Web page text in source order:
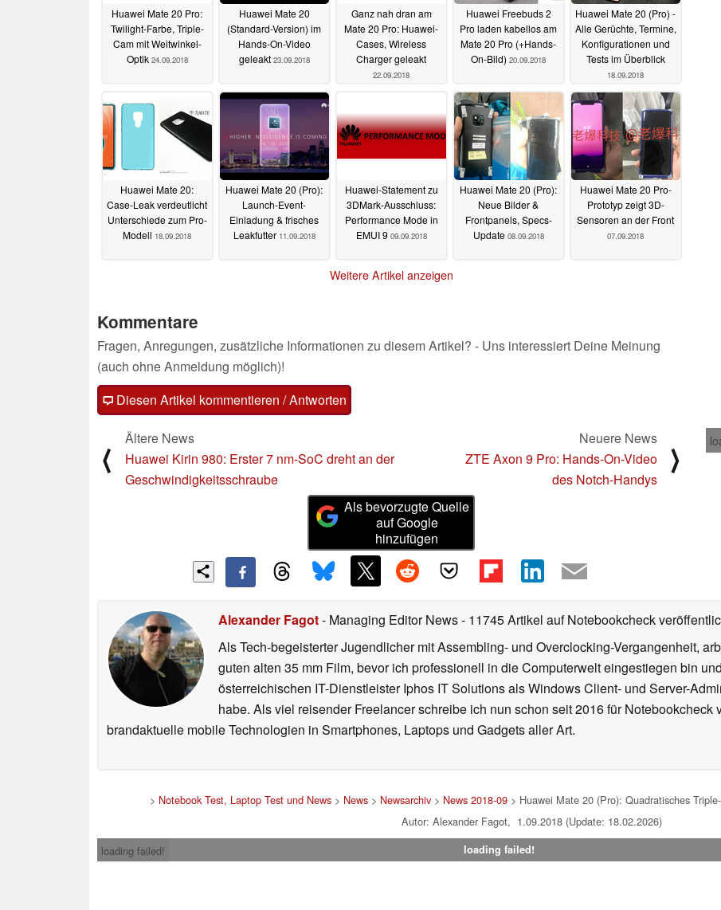
Huawei Mate 20 Pro:
Twilight-Farbe, Triple-
Cam mit Weitwinkel-
Optik 24.09.2018
Huawei Mate 20
(Standard-Version) im
Hands-On-Video
geleakt 23.09.2018
Ganz nah dran am
Mate 20 Pro: Huawei-
Cases, Wireless
Charger geleakt
22.09.2018
Huawei Freebuds 2
Pro laden kabellos am
Mate 20 Pro (+Hands-
On-Bild) 20.09.2018
Huawei Mate 20 (Pro) -
Alle Gerüchte, Termine,
Konfigurationen und
Tests im Überblick
18.09.2018
Huawei Mate 20:
Case-Leak verdeutlicht
Unterschiede zum Pro-
Modell 18.09.2018
Huawei Mate 20 (Pro):
Launch-Event-
Einladung & frisches
Leakfutter 11.09.2018
Huawei-Statement zu
3DMark-Ausschluss:
Performance Mode in
EMUI 9 09.09.2018
Huawei Mate 20 (Pro):
Neue Bilder &
Frontpanels, Specs-
Update 08.09.2018
Huawei Mate 20 Pro-
Prototyp zeigt 3D-
Sensoren an der Front
07.09.2018
Weitere Artikel anzeigen
Kommentare
Fragen, Anregungen, zusätzliche Informationen zu diesem Artikel? - Uns interessiert Deine Meinung
(auch ohne Anmeldung möglich)!
Diesen Artikel kommentieren / Antworten
⟨
Ältere News
Huawei Kirin 980: Erster 7 nm-SoC dreht an der
Geschwindigkeitsschraube
Neuere News
ZTE Axon 9 Pro: Hands-On-Video
des Notch-Handys
⟩
Als bevorzugte Quelle
auf Google
hinzufügen
Alexander Fagot- Managing Editor News- 11745 Artikel auf Notebookcheck
Als Tech-begeisterter Jugendlicher mit Assembling- und Overclocking-Vergangenheit,
guten alten 35 mm Film, bevor ich professionell in die Computerwelt eingestiegen bin
österreichischen IT-Dienstleister Iphos IT Solutions als Windows Client- und Server-
habe. Als viel reisender Freelancer schreibe ich nun schon seit 2016 für
brandaktuelle mobile Technologien in Smartphones, Laptops und Gadgets aller Art.
> Notebook Test, Laptop Test und News> News> Newsarchiv> News 2018-09> Huawei Mate 20 (Pro): Quadratisches
Autor: Alexander Fagot, 1.09.2018 (Update: 18.02.2026)
loading failed!
loading failed!